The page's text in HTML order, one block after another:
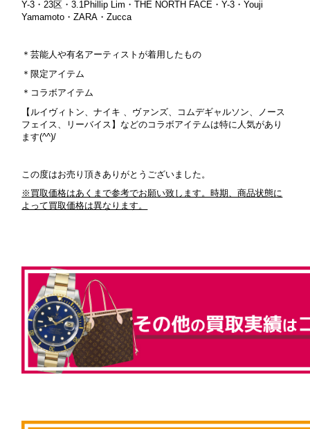
Y-3・23区・3.1Phillip Lim・THE NORTH FACE・Y-3・Youji
Yamamoto・ZARA・Zucca
＊芸能人や有名アーティストが着用したもの
＊限定アイテム
＊コラボアイテム
【ルイヴィトン、ナイキ 、ヴァンズ、コムデギャルソン、ノース
フェイス、リーバイス】などのコラボアイテムは特に人気があり
ます(^^)/
この度はお売り頂きありがとうございました。
※買取価格はあくまで参考でお願い致します。時期、商品状態に
よって買取価格は異なります。